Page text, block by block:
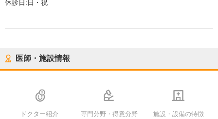
休診日:日・祝
医師・施設情報
ドクター紹介 専門分野・得意分野 施設・設備の特徴